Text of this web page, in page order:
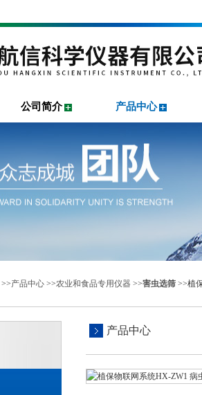
公司简介 产品中心
>>产品中心 >>农业和食品专用仪器 >>害虫选筛 >>植
产品中心